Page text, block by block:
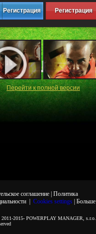
Регистрация Регистрация
Перейти к полной версии
соглашение | Политика
| Cookies settings
| Больше
2015- POWERPLAY MANAGER, s.r.o.